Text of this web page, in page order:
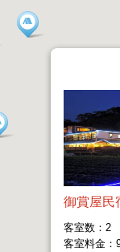
御賞屋民
客室数：2
客室料金：